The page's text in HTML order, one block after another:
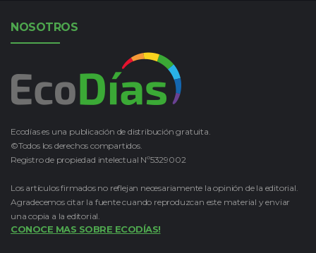
NOSOTROS
Ecodías es una publicación de distribución gratuita.
©Todos los derechos compartidos.
Registro de propiedad intelectual Nº5329002
Los artículos firmados no reflejan necesariamente la opinión de la editorial.
Agradecemos citar la fuente cuando reproduzcan este material y enviar
una copia a la editorial.
CONOCE MAS SOBRE ECODÍAS!